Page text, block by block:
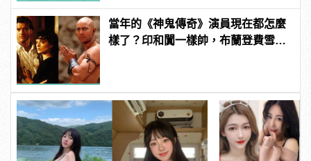
當年的《神鬼傳奇》演員現在都怎麼
樣了？印和闐一樣帥，布蘭登費雪大